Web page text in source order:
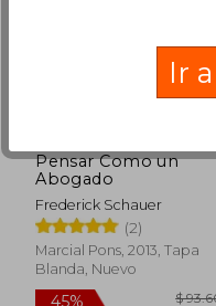
45%
dcto.
Pensar Como un
Abogado
Frederick Schauer
(2)
Marcial Pons, 2013, Tapa
Blanda, Nuevo
Ir